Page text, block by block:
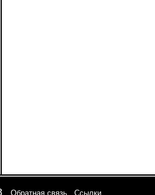
Обратная связь Ссылки